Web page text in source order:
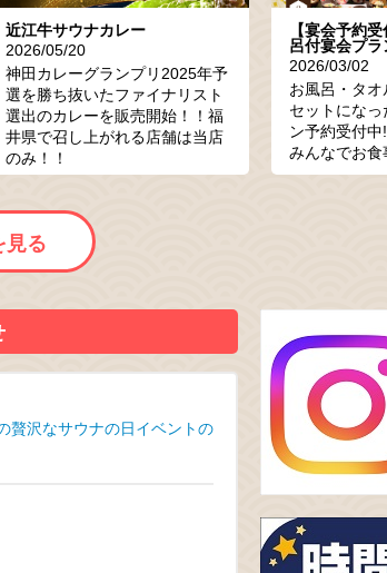
近江牛サウナカレー
2026/05/20
神田カレーグランプリ2025年予
選を勝ち抜いたファイナリスト
選出のカレーを販売開始！！福
井県で召し上がれる店舗は当店
のみ！！
【宴会予約
呂付宴会プラ
2026/03/02
お風呂・タ
セットになっ
ン予約受付
みんなでお食
見る
贅沢なサウナの日イベントの